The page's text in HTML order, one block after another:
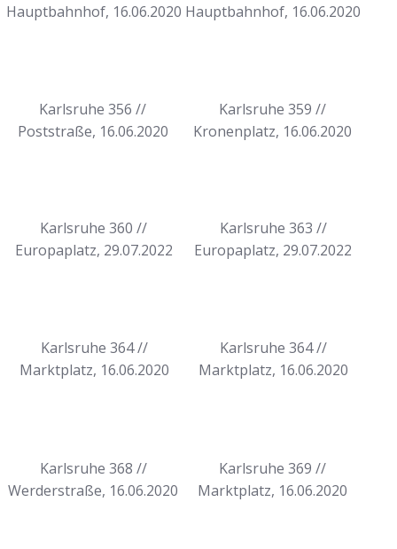
Hauptbahnhof, 16.06.2020 Hauptbahnhof, 16.06.2020
Karlsruhe 356 //
Poststraße, 16.06.2020
Karlsruhe 359 //
Kronenplatz, 16.06.2020
Karlsruhe 360 //
Europaplatz, 29.07.2022
Karlsruhe 363 //
Europaplatz, 29.07.2022
Karlsruhe 364 //
Marktplatz, 16.06.2020
Karlsruhe 364 //
Marktplatz, 16.06.2020
Karlsruhe 368 //
Werderstraße, 16.06.2020
Karlsruhe 369 //
Marktplatz, 16.06.2020